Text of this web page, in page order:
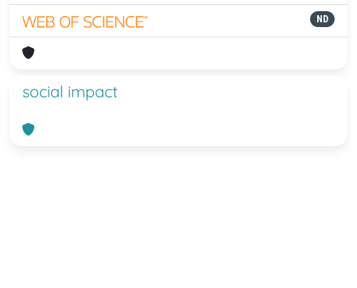
ND
social impact